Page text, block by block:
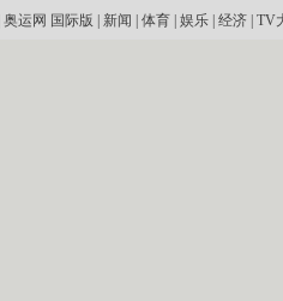
奥运网 国际版 新闻 体育| 娱乐| 经济| TV